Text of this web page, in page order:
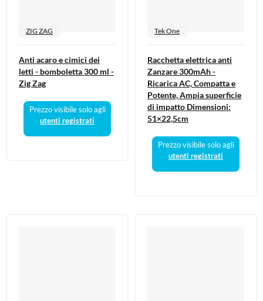
ZIG ZAG
Anti acaro e cimici dei
letti - bomboletta 300 ml -
Zig Zag
Prezzo visibile solo agli
utenti registrati
Tek One
Racchetta elettrica anti
Zanzare 300mAh -
Ricarica AC, Compatta e
Potente, Ampia superficie
di impatto Dimensioni:
51×22,5cm
Prezzo visibile solo agli
utenti registrati